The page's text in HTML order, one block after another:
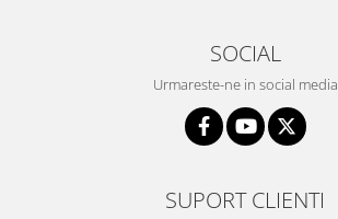
SOCIAL
Urmareste-ne in social media
SUPORT CLIENTI